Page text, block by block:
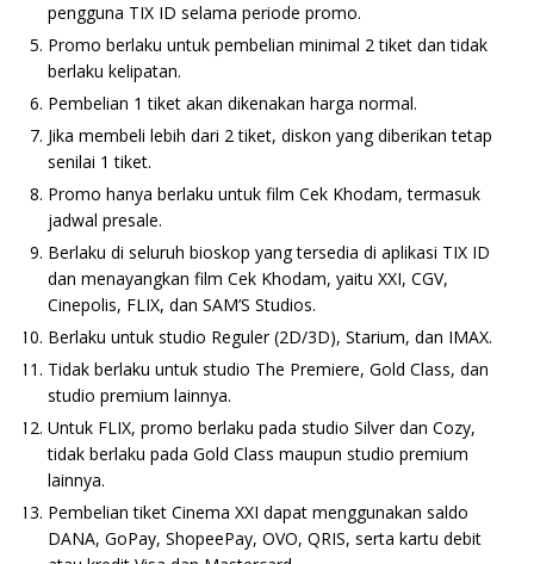
pengguna TIX ID selama periode promo.
Promo berlaku untuk pembelian minimal 2 tiket dan tidak
berlaku kelipatan.
Pembelian 1 tiket akan dikenakan harga normal.
Jika membeli lebih dari 2 tiket, diskon yang diberikan tetap
senilai 1 tiket.
Promo hanya berlaku untuk film Cek Khodam, termasuk
jadwal presale.
Berlaku di seluruh bioskop yang tersedia di aplikasi TIX ID
dan menayangkan film Cek Khodam, yaitu XXI, CGV,
Cinepolis, FLIX, dan SAM’S Studios.
Berlaku untuk studio Reguler (2D/3D), Starium, dan IMAX.
Tidak berlaku untuk studio The Premiere, Gold Class, dan
studio premium lainnya.
Untuk FLIX, promo berlaku pada studio Silver dan Cozy,
tidak berlaku pada Gold Class maupun studio premium
lainnya.
Pembelian tiket Cinema XXI dapat menggunakan saldo
DANA, GoPay, ShopeePay, OVO, QRIS, serta kartu debit